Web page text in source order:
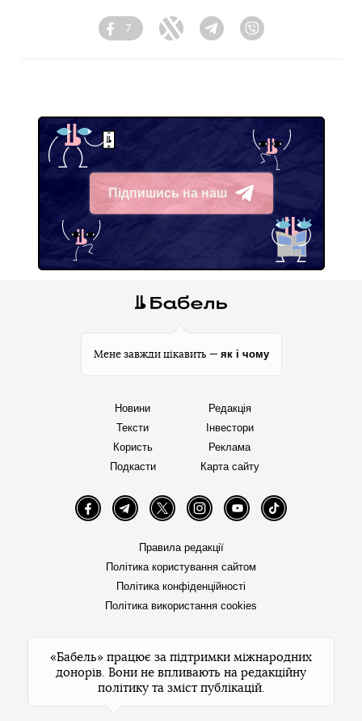
Facebook
7
Twitter TelegramViber
Підпишись на наш
Telegram
Мене завжди цікавить — як і чому
Новини
Тексти
Користь
Подкасти
Редакція
Інвестори
Реклама
Карта сайту
FacebookTelegramTwitter InstagramYouTube TikTok
Правила редакції
Політика користування сайтом
Політика конфіденційності
Політика використання cookies
«Бабель» працює за підтримки міжнародних
донорів. Вони не впливають на редакційну
політику та зміст публікацій.